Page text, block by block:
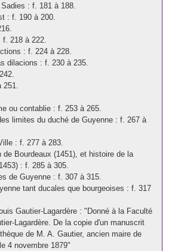
: f. 181 à 188.
: f. 190 à 200.
218 à 222.
: f. 224 à 228.
dilacions : f. 230 à 235.
ou contablie : f. 253 à 265.
limites du duché de Guyenne : f. 267 à
: f. 277 à 283.
de Bourdeaux (1451), et histoire de la
: f. 285 à 305.
de Guyenne : f. 307 à 315.
tant ducales que bourgeoises : f. 317
Gautier-Lagardère : "Donné à la Faculté
Lagardère. De la copie d'un manuscrit
de M. A. Gautier, ancien maire de
4 novembre 1879"